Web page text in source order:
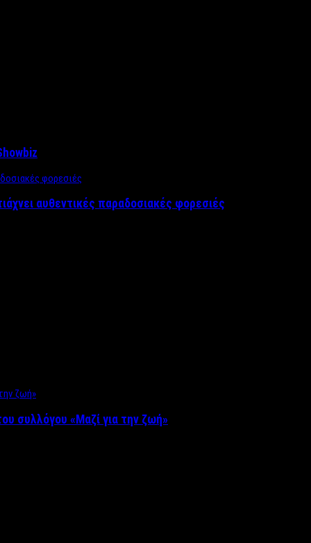
αυθεντικές παραδοσιακές φορεσιές
συλλόγου «Μαζί για την ζωή»